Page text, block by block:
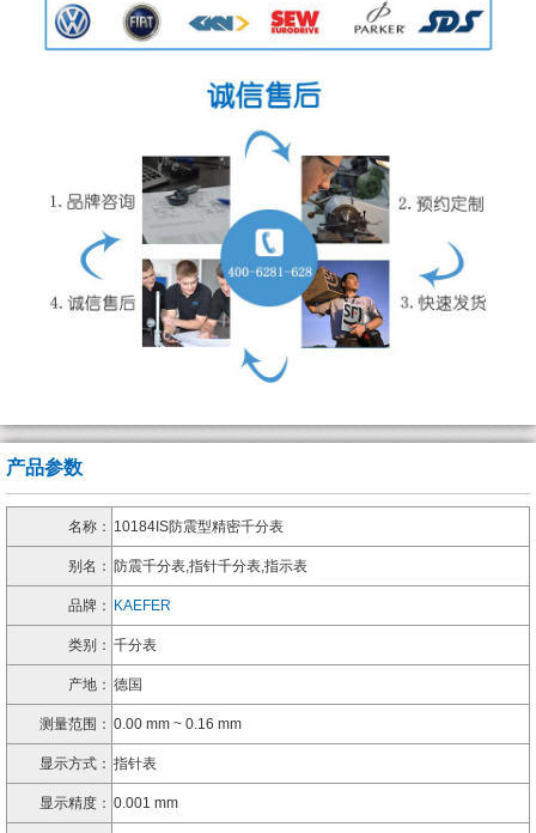
产品参数
名称： 10184IS防震型精密千分表
别名： 防震千分表,指针千分表,指示表
品牌： KAEFER
类别： 千分表
产地： 德国
测量范围： 0.00 mm ~ 0.16 mm
显示方式： 指针表
显示精度： 0.001 mm